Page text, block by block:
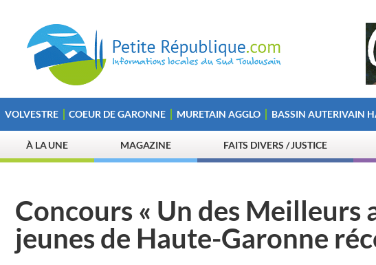
VOLVESTRE COEUR DE GARONNE MURETAIN AGGLO BASSIN AUTERIVAIN
À LA UNE MAGAZINE FAITS DIVERS / JUSTICE
Concours « Un des Meilleurs
jeunes de Haute-Garonne